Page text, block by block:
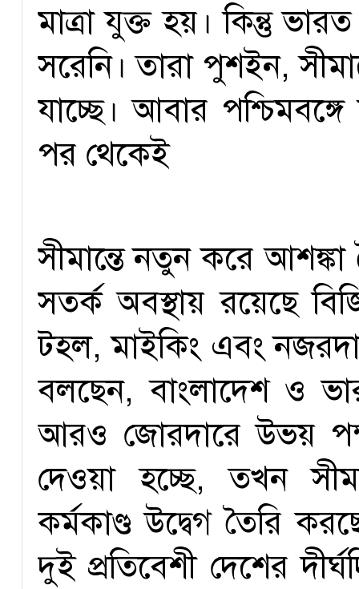
মাত্রা যুক্ত হয়। কিন্তু
সরেনি। তারা পুশইন,
যাচ্ছে। আবার
পর থেকেই
সীমান্তে নতুন করে
সতর্ক অবস্থায় রয়েছে
টহল, মাইকিং এবং
বলছেন, বাংলাদেশ ও
আরও জোরদারে উভয়
দেওয়া হচ্ছে, তখন
কর্মকাণ্ড উদ্বেগ তৈরি
দুই প্রতিবেশী দেশের